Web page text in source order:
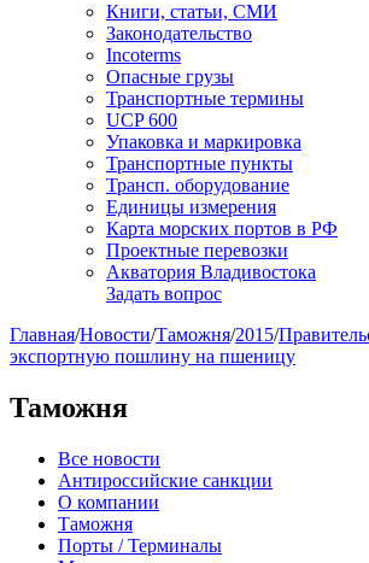
Книги, статьи, СМИ
Законодательство
Incoterms
Опасные грузы
Транспортные термины
UCP 600
Упаковка и маркировка
Транспортные пункты
Трансп. оборудование
Единицы измерения
Карта морских портов в РФ
Проектные перевозки
Акватория Владивостока
Задать вопрос
Главная/Новости/Таможня/2015/
экспортную пошлину на пшеницу
Таможня
Все новости
Антироссийские санкции
О компании
Таможня
Порты / Терминалы